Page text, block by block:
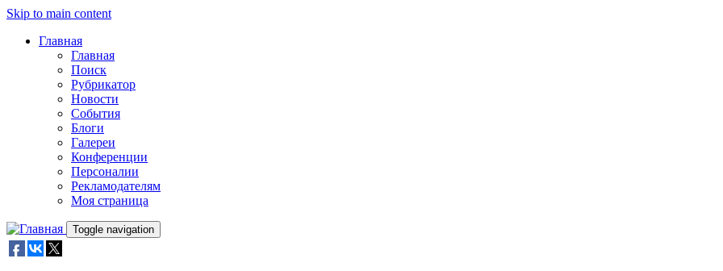
Skip to main content
Главная
Главная
Поиск
Рубрикатор
Новости
События
Блоги
Галереи
Конференции
Персоналии
Рекламодателям
Моя страница
Toggle navigation